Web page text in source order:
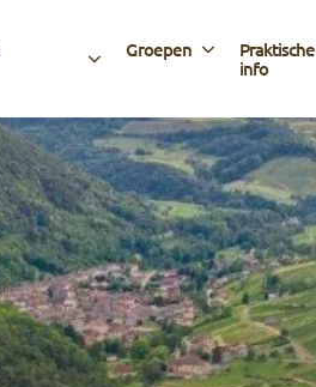
Groepen
Praktische
info